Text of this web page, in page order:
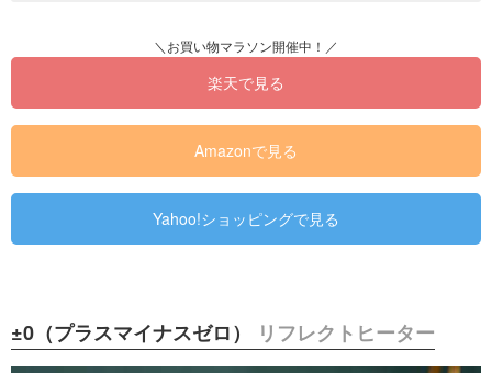
楽天で見る
Amazonで見る
Yahoo!ショッピングで見る
±0（プラスマイナスゼロ） リフレクトヒーター